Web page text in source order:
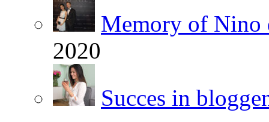
Memory of Nino
2020
Succes in